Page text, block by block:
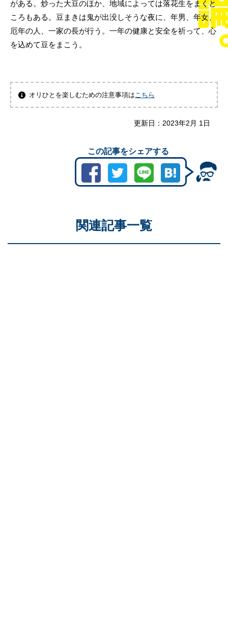
がある。炒った大豆のほか、地域によっては落花生をまくと
ころもある。豆まきは鬼が出没しそうな夜に、年男、年女、
厄年の人、一家の長が行う。一年の健康と安全を祈って、心
を込めて豆をまこう。
オリひとを楽しむための注意事項はこちら
更新日： 2023年2月 1日
この記事をシェアする
関連記事一覧